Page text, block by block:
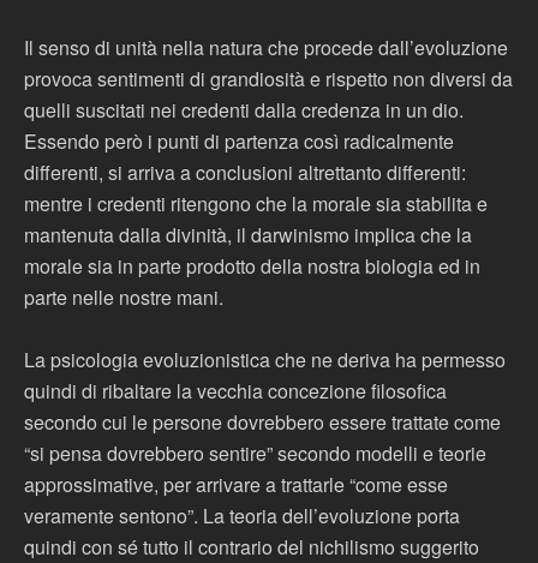
Il senso di unità nella natura che procede dall’evoluzione
provoca sentimenti di grandiosità e rispetto non diversi da
quelli suscitati nei credenti dalla credenza in un dio.
Essendo però i punti di partenza così radicalmente
differenti, si arriva a conclusioni altrettanto differenti:
mentre i credenti ritengono che la morale sia stabilita e
mantenuta dalla divinità, il darwinismo implica che la
morale sia in parte prodotto della nostra biologia ed in
parte nelle nostre mani.
La psicologia evoluzionistica che ne deriva ha permesso
quindi di ribaltare la vecchia concezione filosofica
secondo cui le persone dovrebbero essere trattate come
“si pensa dovrebbero sentire” secondo modelli e teorie
approssimative, per arrivare a trattarle “come esse
veramente sentono”. La teoria dell’evoluzione porta
quindi con sé tutto il contrario del nichilismo suggerito